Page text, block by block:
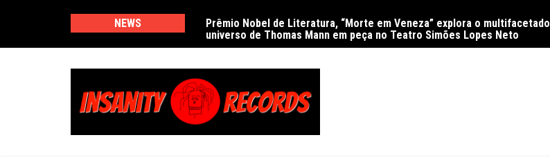
conteúdo
NEWS
Prêmio Nobel de Literatura, “Morte em Veneza” explora o multifacetado
universo de Thomas Mann em peça no Teatro Simões Lopes Neto